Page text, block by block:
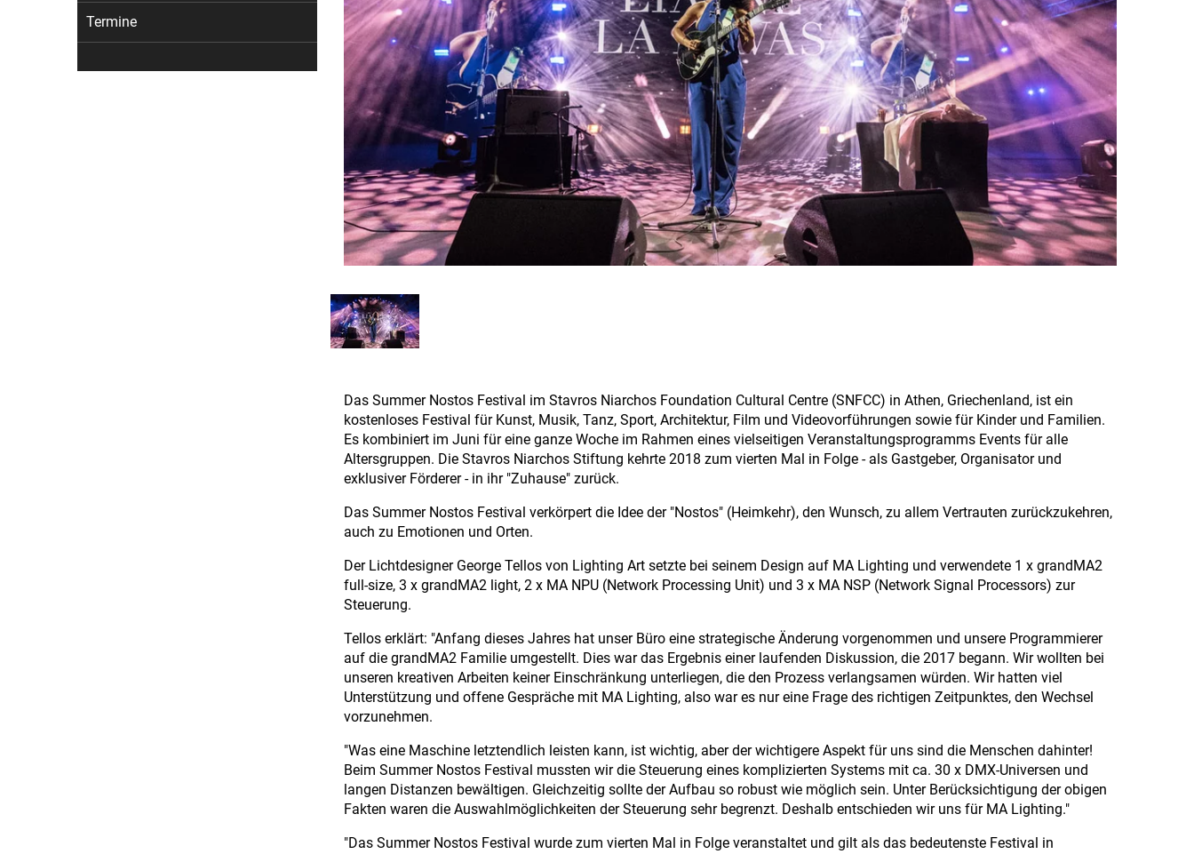
Termine
Das Summer Nostos Festival im Stavros Niarchos Foundation Cultural Centre (SNFCC) in Athen, Griechenland, ist ein
kostenloses Festival für Kunst, Musik, Tanz, Sport, Architektur, Film und Videovorführungen sowie für Kinder und Familien.
Es kombiniert im Juni für eine ganze Woche im Rahmen eines vielseitigen Veranstaltungsprogramms Events für alle
Altersgruppen. Die Stavros Niarchos Stiftung kehrte 2018 zum vierten Mal in Folge - als Gastgeber, Organisator und
exklusiver Förderer - in ihr "Zuhause" zurück.
Das Summer Nostos Festival verkörpert die Idee der "Nostos" (Heimkehr), den Wunsch, zu allem Vertrauten zurückzukehren,
auch zu Emotionen und Orten.
Der Lichtdesigner George Tellos von Lighting Art setzte bei seinem Design auf MA Lighting und verwendete 1 x grandMA2
full-size, 3 x grandMA2 light, 2 x MA NPU (Network Processing Unit) und 3 x MA NSP (Network Signal Processors) zur
Steuerung.
Tellos erklärt: "Anfang dieses Jahres hat unser Büro eine strategische Änderung vorgenommen und unsere Programmierer
auf die grandMA2 Familie umgestellt. Dies war das Ergebnis einer laufenden Diskussion, die 2017 begann. Wir wollten bei
unseren kreativen Arbeiten keiner Einschränkung unterliegen, die den Prozess verlangsamen würden. Wir hatten viel
Unterstützung und offene Gespräche mit MA Lighting, also war es nur eine Frage des richtigen Zeitpunktes, den Wechsel
vorzunehmen.
"Was eine Maschine letztendlich leisten kann, ist wichtig, aber der wichtigere Aspekt für uns sind die Menschen dahinter!
Beim Summer Nostos Festival mussten wir die Steuerung eines komplizierten Systems mit ca. 30 x DMX-Universen und
langen Distanzen bewältigen. Gleichzeitig sollte der Aufbau so robust wie möglich sein. Unter Berücksichtigung der obigen
Fakten waren die Auswahlmöglichkeiten der Steuerung sehr begrenzt. Deshalb entschieden wir uns für MA Lighting."
"Das Summer Nostos Festival wurde zum vierten Mal in Folge veranstaltet und gilt als das bedeutenste Festival in